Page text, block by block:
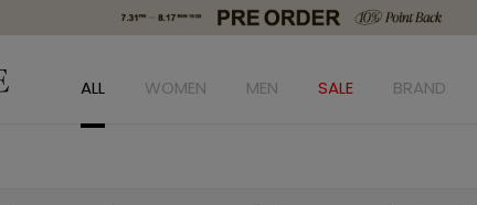
ALL WOMEN MEN SALE BRAND